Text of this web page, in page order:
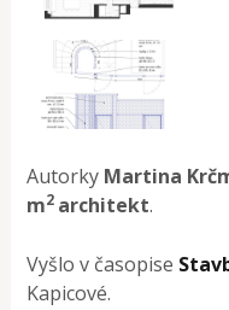
Autorky Martina
m2 architekt.
Vyšlo v časopise
Kapicové.